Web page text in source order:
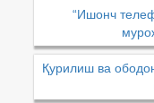
“Ишонч
Қурилиш ва